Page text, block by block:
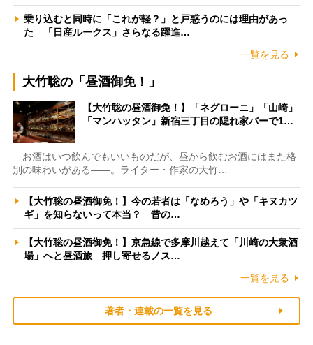
乗り込むと同時に「これが軽？」と戸惑うのには理由があっ
た 「日産ルークス」さらなる躍進…
一覧を見る
大竹聡の「昼酒御免！」
【大竹聡の昼酒御免！】「ネグローニ」「山崎」
「マンハッタン」新宿三丁目の隠れ家バーで1…
お酒はいつ飲んでもいいものだが、昼から飲むお酒にはまた格
別の味わいがある――。ライター・作家の大竹…
【大竹聡の昼酒御免！】今の若者は「なめろう」や「キヌカツ
ギ」を知らないって本当？ 昔の…
【大竹聡の昼酒御免！】京急線で多摩川越えて「川崎の大衆酒
場」へと昼酒旅 押し寄せるノス…
一覧を見る
著者・連載の一覧を見る